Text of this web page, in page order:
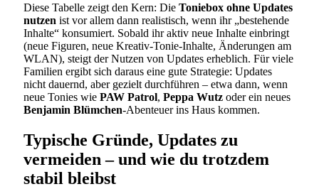
Diese Tabelle zeigt den Kern: Die Toniebox ohne Updates
nutzen ist vor allem dann realistisch, wenn ihr „bestehende
Inhalte“ konsumiert. Sobald ihr aktiv neue Inhalte einbringt
(neue Figuren, neue Kreativ-Tonie-Inhalte, Änderungen am
WLAN), steigt der Nutzen von Updates erheblich. Für viele
Familien ergibt sich daraus eine gute Strategie: Updates
nicht dauernd, aber gezielt durchführen – etwa dann, wenn
neue Tonies wie PAW Patrol, Peppa Wutz oder ein neues
Benjamin Blümchen-Abenteuer ins Haus kommen.
Typische Gründe, Updates zu
vermeiden – und wie du trotzdem
stabil bleibst